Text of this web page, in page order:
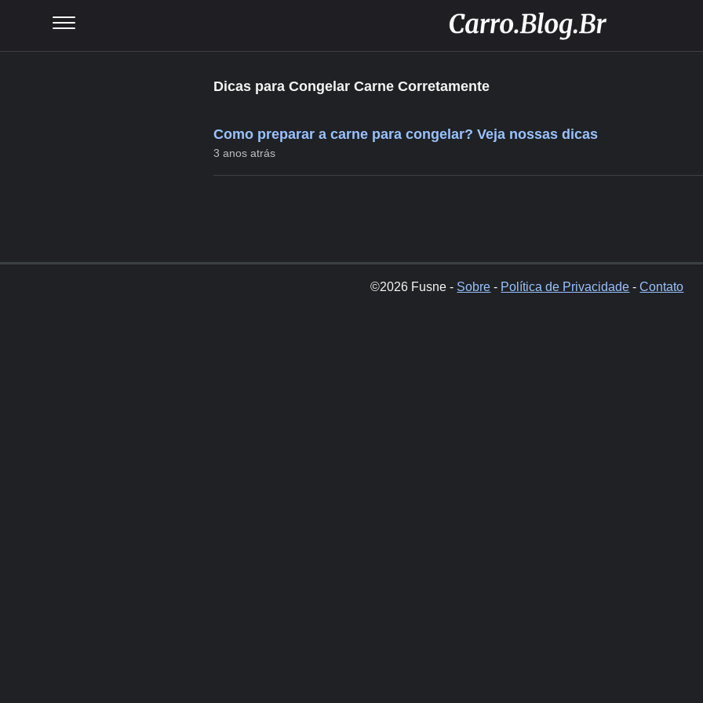
Dicas para Congelar Carne Corretamente
Como preparar a carne para congelar? Veja nossas dicas
3 anos atrás
©2026 Fusne - Sobre - Política de Privacidade -Contato